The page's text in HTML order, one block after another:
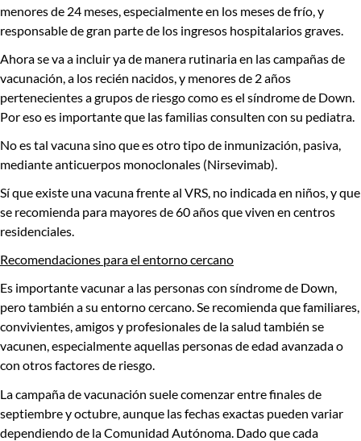
menores de 24 meses , especialmente en los meses de frío, y
responsable de gran parte de los ingresos hospitalarios graves.
Ahora se va a incluir ya de manera rutinaria en las campañas de
vacunación, a los recién nacidos, y menores de 2 años
pertenecientes a grupos de riesgo como es el síndrome de Down.
Por esoes importante que las familias consulten con su pediatra
No es tal vacuna sino que es otro tipo de inmunización, pasiva,
mediante anticuerpos monoclonales (Nirsevimab).
Sí que existe una vacuna frente al VRS, no indicada en niños, y que
se recomienda para mayores de 60 años que viven en centros
residenciales.
Recomendaciones para el entorno cercano
Es importante vacunar a las personas con síndrome de Down,
pero también a su entorno cercano. Se recomienda que familiares,
convivientes, amigos y profesionales de la salud también se
vacunen, especialmente aquellas personas de edad avanzada o
con otros factores de riesgo.
La campaña de vacunación suele comenzar entre finales de
septiembre y octubre, aunque las fechas exactas pueden variar
dependiendo de la Comunidad Autónoma. Dado que cada